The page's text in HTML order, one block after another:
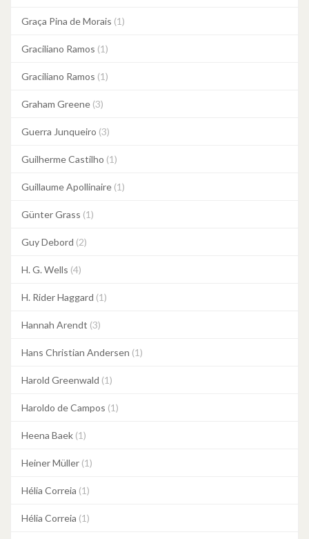
Graça Pina de Morais (1)
Graciliano Ramos (1)
Graciliano Ramos (1)
Graham Greene (3)
Guerra Junqueiro (3)
Guilherme Castilho (1)
Guillaume Apollinaire (1)
Günter Grass (1)
Guy Debord (2)
H. G. Wells (4)
H. Rider Haggard (1)
Hannah Arendt (3)
Hans Christian Andersen (1)
Harold Greenwald (1)
Haroldo de Campos (1)
Heena Baek (1)
Heiner Müller (1)
Hélia Correia (1)
Hélia Correia (1)